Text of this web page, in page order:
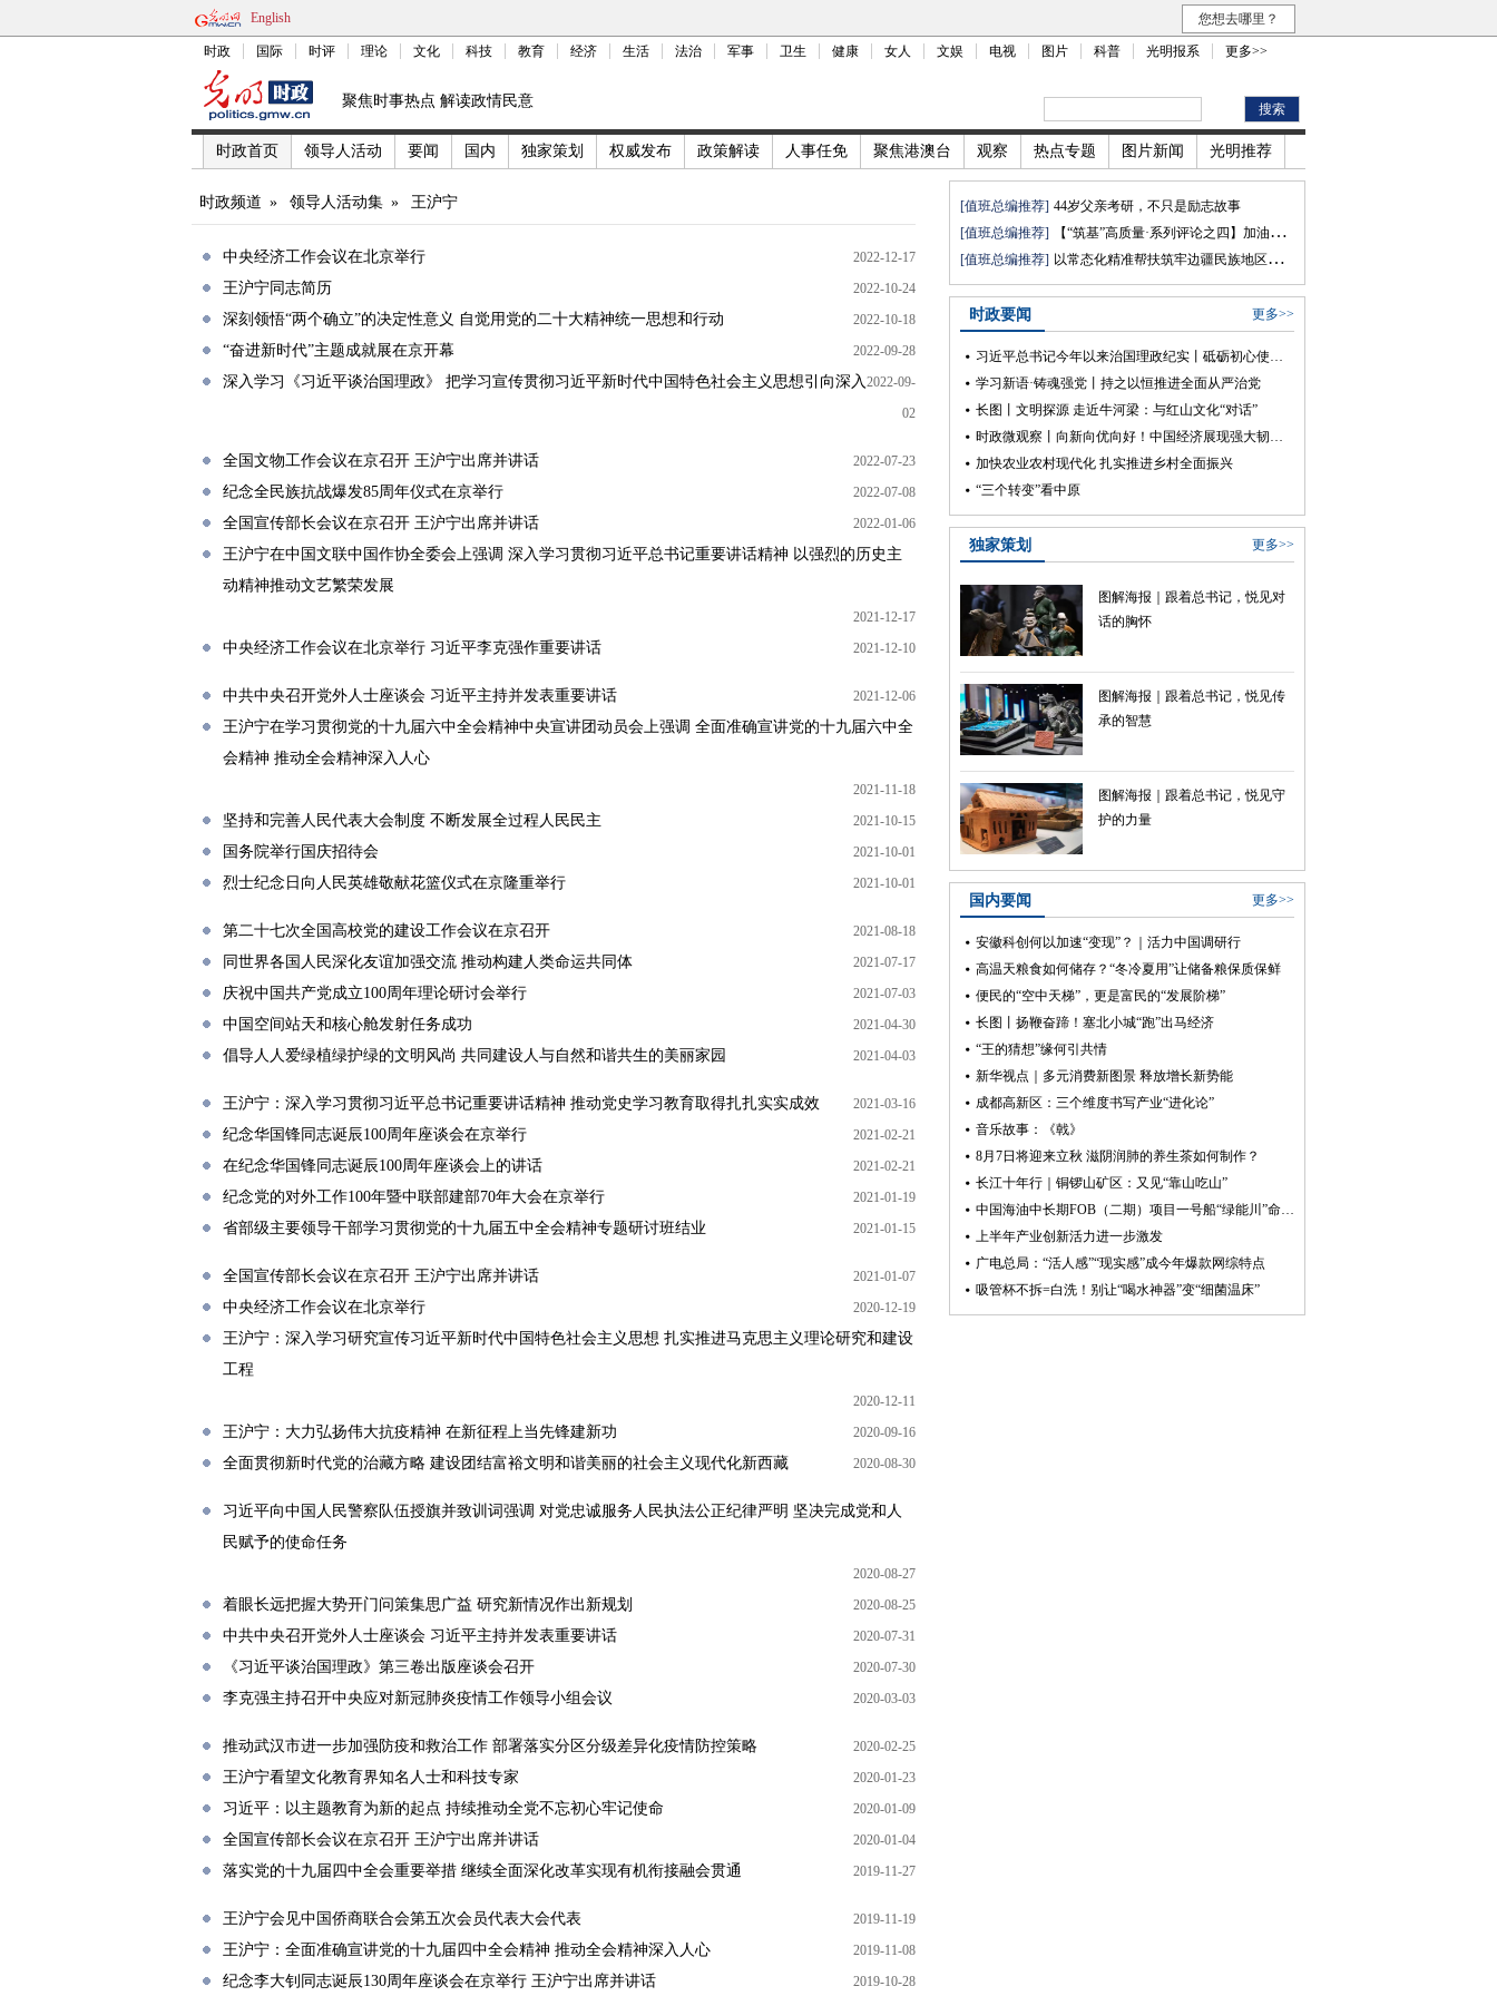
English 您想去哪里？
时政 国际 时评 理论 文化 科技 教育 经济 生活 法治 军事 卫生 健康 女人 文娱 电视 图片 科普 光明报系 更多>>
聚焦时事热点 解读政情民意
时政首页 领导人活动 要闻 国内 独家策划 权威发布 政策解读 人事任免 聚焦港澳台 观察 热点专题 图片新闻 光明推荐
时政频道 » 领导人活动集 » 王沪宁
中央经济工作会议在北京举行 2022-12-17
王沪宁同志简历 2022-10-24
深刻领悟“两个确立”的决定性意义 自觉用党的二十大精神统一思想和行动 2022-10-18
“奋进新时代”主题成就展在京开幕 2022-09-28
深入学习《习近平谈治国理政》 把学习宣传贯彻习近平新时代中国特色社会主义思想引向深入2022-09-
02
全国文物工作会议在京召开 王沪宁出席并讲话 2022-07-23
纪念全民族抗战爆发85周年仪式在京举行 2022-07-08
全国宣传部长会议在京召开 王沪宁出席并讲话 2022-01-06
王沪宁在中国文联中国作协全委会上强调 深入学习贯彻习近平总书记重要讲话精神 以强烈的历史主
动精神推动文艺繁荣发展
2021-12-17
中央经济工作会议在北京举行 习近平李克强作重要讲话 2021-12-10
中共中央召开党外人士座谈会 习近平主持并发表重要讲话 2021-12-06
王沪宁在学习贯彻党的十九届六中全会精神中央宣讲团动员会上强调 全面准确宣讲党的十九届六中全
会精神 推动全会精神深入人心
2021-11-18
坚持和完善人民代表大会制度 不断发展全过程人民民主 2021-10-15
国务院举行国庆招待会 2021-10-01
烈士纪念日向人民英雄敬献花篮仪式在京隆重举行 2021-10-01
第二十七次全国高校党的建设工作会议在京召开 2021-08-18
同世界各国人民深化友谊加强交流 推动构建人类命运共同体 2021-07-17
庆祝中国共产党成立100周年理论研讨会举行 2021-07-03
中国空间站天和核心舱发射任务成功 2021-04-30
倡导人人爱绿植绿护绿的文明风尚 共同建设人与自然和谐共生的美丽家园 2021-04-03
王沪宁：深入学习贯彻习近平总书记重要讲话精神 推动党史学习教育取得扎扎实实成效 2021-03-16
纪念华国锋同志诞辰100周年座谈会在京举行 2021-02-21
在纪念华国锋同志诞辰100周年座谈会上的讲话 2021-02-21
纪念党的对外工作100年暨中联部建部70年大会在京举行 2021-01-19
省部级主要领导干部学习贯彻党的十九届五中全会精神专题研讨班结业 2021-01-15
全国宣传部长会议在京召开 王沪宁出席并讲话 2021-01-07
中央经济工作会议在北京举行 2020-12-19
王沪宁：深入学习研究宣传习近平新时代中国特色社会主义思想 扎实推进马克思主义理论研究和建设
工程
2020-12-11
王沪宁：大力弘扬伟大抗疫精神 在新征程上当先锋建新功 2020-09-16
全面贯彻新时代党的治藏方略 建设团结富裕文明和谐美丽的社会主义现代化新西藏 2020-08-30
习近平向中国人民警察队伍授旗并致训词强调 对党忠诚服务人民执法公正纪律严明 坚决完成党和人
民赋予的使命任务
2020-08-27
着眼长远把握大势开门问策集思广益 研究新情况作出新规划 2020-08-25
中共中央召开党外人士座谈会 习近平主持并发表重要讲话 2020-07-31
《习近平谈治国理政》第三卷出版座谈会召开 2020-07-30
李克强主持召开中央应对新冠肺炎疫情工作领导小组会议 2020-03-03
推动武汉市进一步加强防疫和救治工作 部署落实分区分级差异化疫情防控策略 2020-02-25
王沪宁看望文化教育界知名人士和科技专家 2020-01-23
习近平：以主题教育为新的起点 持续推动全党不忘初心牢记使命 2020-01-09
全国宣传部长会议在京召开 王沪宁出席并讲话 2020-01-04
落实党的十九届四中全会重要举措 继续全面深化改革实现有机衔接融会贯通 2019-11-27
王沪宁会见中国侨商联合会第五次会员代表大会代表 2019-11-19
王沪宁：全面准确宣讲党的十九届四中全会精神 推动全会精神深入人心 2019-11-08
纪念李大钊同志诞辰130周年座谈会在京举行 王沪宁出席并讲话 2019-10-28
[值班总编推荐] 44岁父亲考研，不只是励志故事
[值班总编推荐]
【“筑基”高质量·系列评论之四】加油！让教育涵润出彩人生
[值班总编推荐] 以常态化精准帮扶筑牢边疆民族地区共同富裕根基
时政要闻 更多>>
习近平总书记今年以来治国理政纪实丨砥砺初心使命 把党建设得更加坚强有力
学习新语·铸魂强党丨持之以恒推进全面从严治党
长图丨文明探源 走近牛河梁：与红山文化“对话”
时政微观察丨向新向优向好！中国经济展现强大韧性和活力
加快农业农村现代化 扎实推进乡村全面振兴
“三个转变”看中原
独家策划 更多>>
图解海报｜跟着总书记，悦见对
话的胸怀
图解海报｜跟着总书记，悦见传
承的智慧
图解海报｜跟着总书记，悦见守
护的力量
国内要闻 更多>>
安徽科创何以加速“变现”？｜活力中国调研行
高温天粮食如何储存？“冬冷夏用”让储备粮保质保鲜
便民的“空中天梯”，更是富民的“发展阶梯”
长图丨扬鞭奋蹄！塞北小城“跑”出马经济
“王的猜想”缘何引共情
新华视点｜多元消费新图景 释放增长新势能
成都高新区：三个维度书写产业“进化论”
音乐故事：《戟》
8月7日将迎来立秋 滋阴润肺的养生茶如何制作？
长江十年行｜铜锣山矿区：又见“靠山吃山”
中国海油中长期FOB（二期）项目一号船“绿能川”命名交付
上半年产业创新活力进一步激发
广电总局：“活人感”“现实感”成今年爆款网综特点
吸管杯不拆=白洗！别让“喝水神器”变“细菌温床”